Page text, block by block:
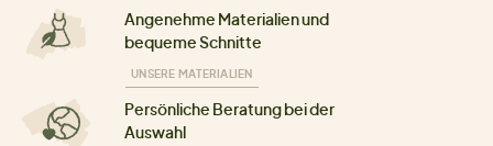
Angenehme Materialien und
bequeme Schnitte
UNSERE MATERIALIEN
Persönliche Beratung bei der
Auswahl